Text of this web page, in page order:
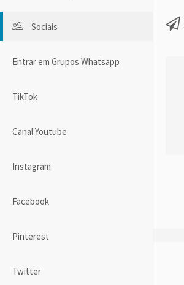
Sociais
Entrar em Grupos Whatsapp
TikTok
Canal Youtube
Instagram
Facebook
Pinterest
Twitter